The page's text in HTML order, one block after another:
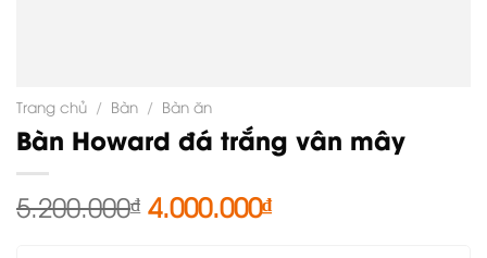
Trang chủ / Bàn / Bàn ăn
Bàn Howard đá trắng vân mây
5.200.000₫ Giá
gốc
4.000.000₫Giá